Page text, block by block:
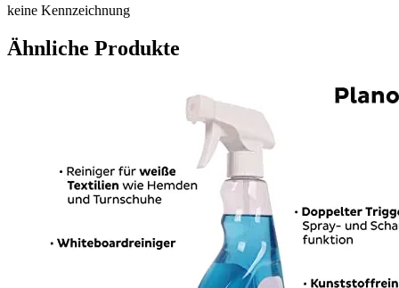
keine Kennzeichnung
Ähnliche Produkte